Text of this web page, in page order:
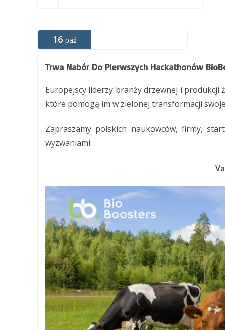
16 paź
Trwa Nabór Do Pierwszych Hackathonów
Europejscy liderzy branży drzewnej i produkcji
które pomogą im w zielonej transformacji
Zapraszamy polskich naukowców, firmy,
wyzwaniami: